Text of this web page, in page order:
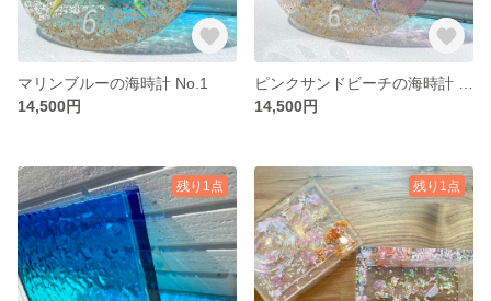
マリンブルーの海時計 No.1
14,500円
14,500円
残り1点 残り1点